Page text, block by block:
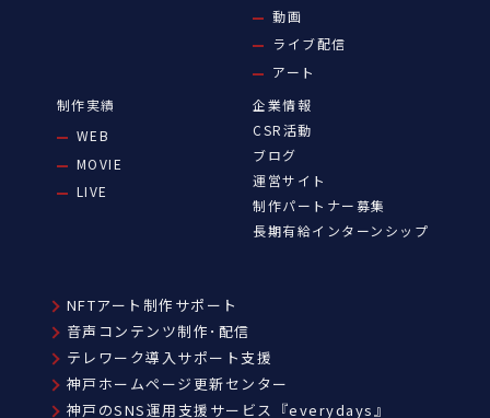
動画
ライブ配信
アート
制作実績
WEB
MOVIE
LIVE
企業情報
CSR活動
ブログ
運営サイト
制作パートナー募集
長期有給インターンシップ
NFTアート制作サポート
音声コンテンツ制作･配信
テレワーク導入サポート支援
神戸ホームページ更新センター
神戸のSNS運用支援サービス『everydays』